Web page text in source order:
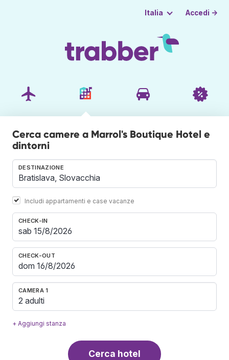
Italia Accedi →
Cerca camere a Marrol's Boutique Hotel e
dintorni
DESTINAZIONE
Includi appartamenti e case vacanze
CHECK-IN
CHECK-OUT
CAMERA 1
2 adulti
+ Aggiungi stanza
Cerca hotel